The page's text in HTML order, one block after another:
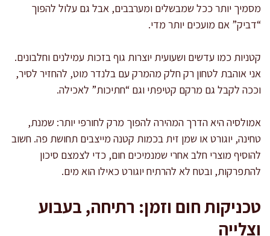
מסמיך יותר ככל שמבשלים ומערבבים, אבל גם עלול להפוך
“דביק” אם מועכים יותר מדי.
קטניות כמו עדשים ושעועית יוצרות גוף בזכות עמילנים וחלבונים.
אני אוהבת לטחון רק חלק מהמרק עם בלנדר מוט, להחזיר לסיר,
וככה לקבל גם מרקם קטיפתי וגם “חתיכות” לאכילה.
אמולסיה היא הדרך המהירה להפוך מרק לחורפי יותר: שמנת,
טחינה, יוגורט או שמן זית בכמות קטנה מייצבים תחושת פה. חשוב
להוסיף מוצרי חלב אחרי שמנמיכים חום, כדי לצמצם סיכון
להתפרקות, ובטח לא להרתיח יוגורט כאילו הוא מים.
טכניקות חום וזמן: רתיחה, בעבוע
וצלייה